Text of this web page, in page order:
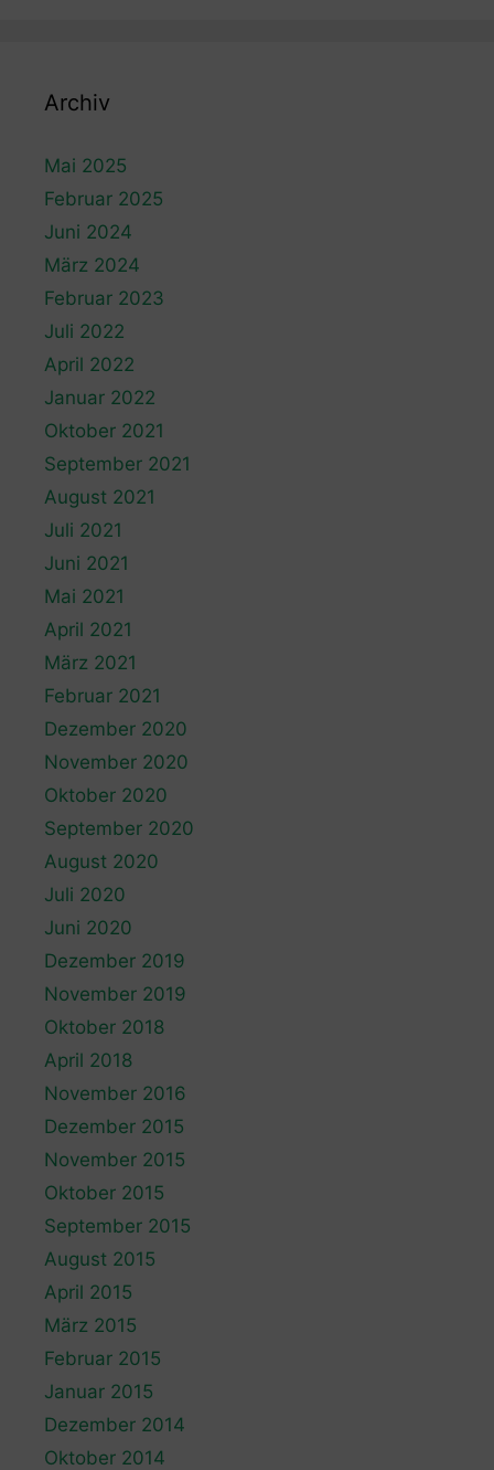
Archiv
Mai 2025
Februar 2025
Juni 2024
März 2024
Februar 2023
Juli 2022
April 2022
Januar 2022
Oktober 2021
September 2021
August 2021
Juli 2021
Juni 2021
Mai 2021
April 2021
März 2021
Februar 2021
Dezember 2020
November 2020
Oktober 2020
September 2020
August 2020
Juli 2020
Juni 2020
Dezember 2019
November 2019
Oktober 2018
April 2018
November 2016
Dezember 2015
November 2015
Oktober 2015
September 2015
August 2015
April 2015
März 2015
Februar 2015
Januar 2015
Dezember 2014
Oktober 2014